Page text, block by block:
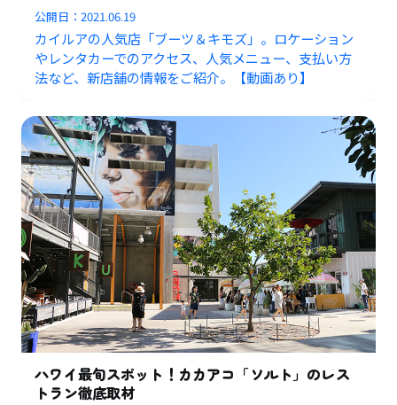
公開日：2021.06.19
カイルアの人気店「ブーツ＆キモズ」。ロケーション
やレンタカーでのアクセス、人気メニュー、支払い方
法など、新店舗の情報をご紹介。【動画あり】
ハワイ最旬スポット！カカアコ「ソルト」のレス
トラン徹底取材